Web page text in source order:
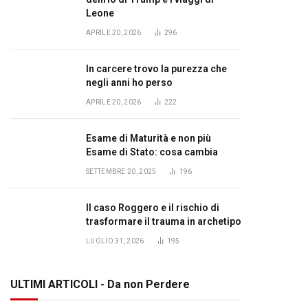
Leone
APRILE 20, 2026 296
In carcere trovo la purezza che
negli anni ho perso
APRILE 20, 2026 222
Esame di Maturità e non più
Esame di Stato: cosa cambia
SETTEMBRE 20, 2025 196
Il caso Roggero e il rischio di
trasformare il trauma in archetipo
LUGLIO 31, 2026 195
ULTIMI ARTICOLI - Da non Perdere